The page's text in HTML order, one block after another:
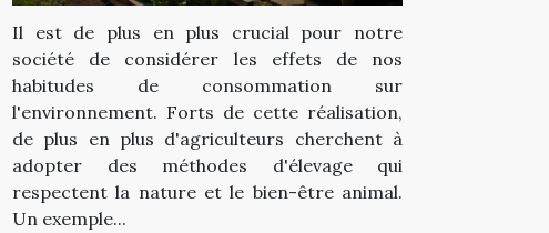
Il est de plus en plus crucial pour notre
société de considérer les effets de nos
habitudes de consommation sur
l'environnement. Forts de cette réalisation,
de plus en plus d'agriculteurs cherchent à
adopter des méthodes d'élevage qui
respectent la nature et le bien-être animal.
Un exemple...